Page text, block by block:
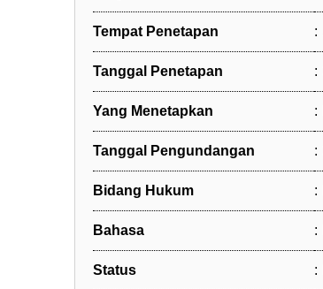
Tempat Penetapan :
Tanggal Penetapan :
Yang Menetapkan :
Tanggal Pengundangan :
Bidang Hukum :
Bahasa :
Status :